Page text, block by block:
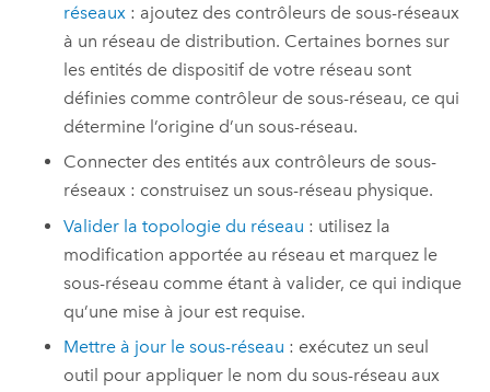
réseaux : ajoutez des contrôleurs de sous-réseaux
à un réseau de distribution. Certaines bornes sur
les entités de dispositif de votre réseau sont
définies comme contrôleur de sous-réseau, ce qui
détermine l’origine d’un sous-réseau.
Connecter des entités aux contrôleurs de sous-
réseaux : construisez un sous-réseau physique.
Valider la topologie du réseau : utilisez la
modification apportée au réseau et marquez le
sous-réseau comme étant à valider, ce qui indique
qu’une mise à jour est requise.
Mettre à jour le sous-réseau : exécutez un seul
outil pour appliquer le nom du sous-réseau aux